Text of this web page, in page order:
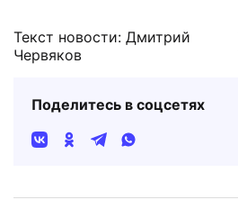
Текст новости: Дмитрий
Червяков
Поделитесь в соцсетях